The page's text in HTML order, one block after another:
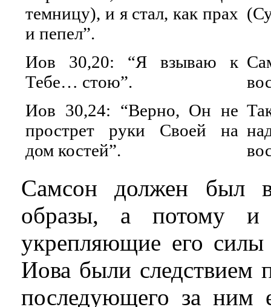
темницу), и я стал, как прах
и пепел”.
Иов 30,20: “Я взываю к
Тебе… стою”.
Иов 30,24: “Верно, Он не
прострет руки Своей на
дом костей”.
Самсон должен был
образы, а потому
укрепляющие его
Иова были следствием
последующего за ним